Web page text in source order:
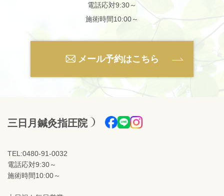
電話応対9:30～
施術時間10:00～
メール予約はこちら
三日月鍼灸指圧院
TEL:0480-91-0032
電話応対9:30～
施術時間10:00～